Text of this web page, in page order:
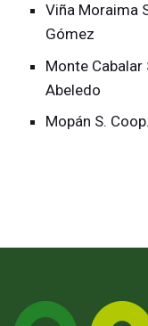
Viña Moraima
Gómez
Monte Cabalar
Abeledo
Mopán S.